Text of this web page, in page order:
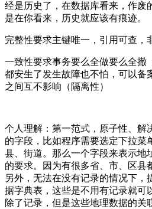
经是历史了，在数据库看来，作废
是在你看来，历史就应该有痕迹。
完整性要求主键唯一，引用可查，
一致性要求事务要么全做要么全撤
都安生了发生故障也不怕，可以备
之间互不影响（隔离性）
个人理解：第一范式，原子性、解
的字段，比如程序需要选定下拉菜
县、街道。那么一个字段来表示地
的要求。因为有很多省、市、区县
另外，无法在没有记录的情况下，
据字典表，这些是不用有记录就可
除了记录，但是这些地理数据的关